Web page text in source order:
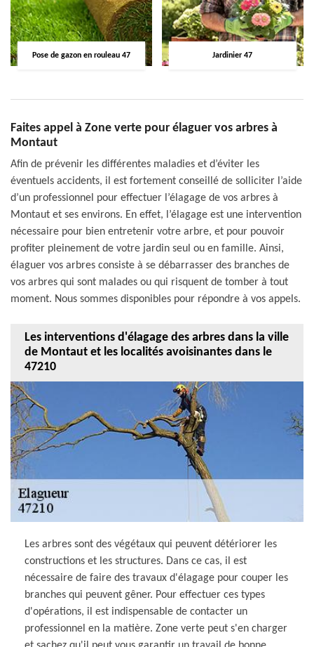
Pose de gazon en rouleau 47 Jardinier 47
Faites appel à Zone verte pour élaguer vos arbres à
Montaut
Afin de prévenir les différentes maladies et d’éviter les
éventuels accidents, il est fortement conseillé de solliciter l’aide
d’un professionnel pour effectuer l’élagage de vos arbres à
Montaut et ses environs. En effet, l’élagage est une intervention
nécessaire pour bien entretenir votre arbre, et pour pouvoir
profiter pleinement de votre jardin seul ou en famille. Ainsi,
élaguer vos arbres consiste à se débarrasser des branches de
vos arbres qui sont malades ou qui risquent de tomber à tout
moment. Nous sommes disponibles pour répondre à vos appels.
Les interventions d'élagage des arbres dans la ville
de Montaut et les localités avoisinantes dans le
47210
Les arbres sont des végétaux qui peuvent détériorer les
constructions et les structures. Dans ce cas, il est
nécessaire de faire des travaux d'élagage pour couper les
branches qui peuvent gêner. Pour effectuer ces types
d'opérations, il est indispensable de contacter un
professionnel en la matière. Zone verte peut s'en charger